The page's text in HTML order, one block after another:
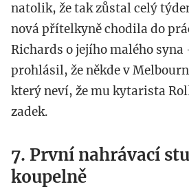
natolik, že tak zůstal celý
nová přítelkyně chodila do
Richards o jejího malého syna
prohlásil, že někde v
který neví, že mu kytarista
zadek.
7. První nahrávací
koupelně